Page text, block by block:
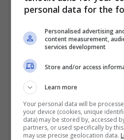
Law, inglese, tutte
stagione. Altre quattro
Pauline Roussin-
Rudgeley, Alice Hewson
Sarà molto difficile per le
chiaro che le qualità per
tutte.
personal data for the
Personalised advertising
content measurement,
services development
Store and/or access
Learn more
Your personal data will be
your device (cookies, unique
data) may be stored by, accessed
partners, or used specifically by
may use precise geolocation data.